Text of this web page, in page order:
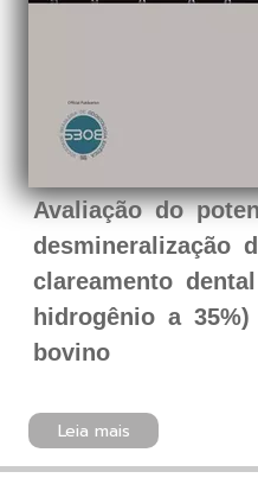
Avaliação do
desmineralização
clareamento
hidrogênio a
bovino
Leia mais